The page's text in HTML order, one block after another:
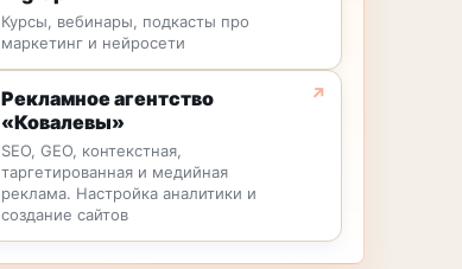
Курсы, вебинары, подкасты про
маркетинг и нейросети
Рекламное агентство
«Ковалевы»
SEO, GEO, контекстная,
таргетированная и медийная
реклама. Настройка аналитики и
создание сайтов